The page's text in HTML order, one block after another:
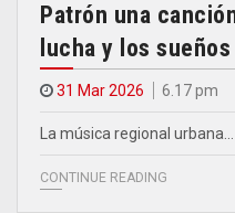
Patrón una
lucha y los
31 Mar 2026 6.17 pm
La música regional urbana…
CONTINUE READING